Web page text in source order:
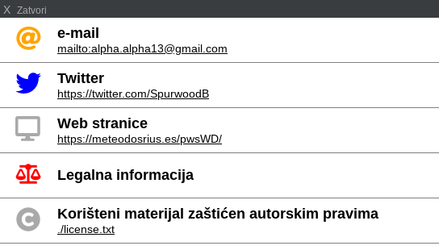
X Zatvori
e-mail
mailto:alpha.alpha13@gmail.com
Twitter
https://twitter.com/SpurwoodB
Web stranice
https://meteodosrius.es/pwsWD/
Legalna informacija
Korišteni materijal zaštićen autorskim pravima
./license.txt